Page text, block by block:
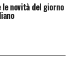
novità del giorno